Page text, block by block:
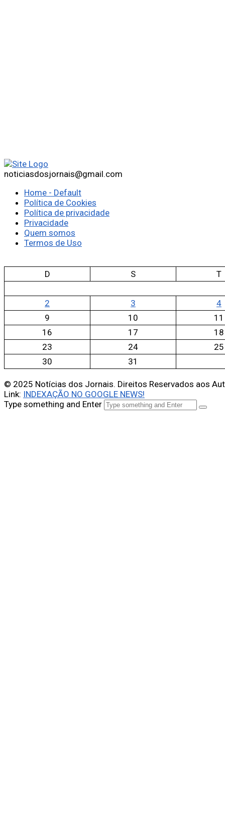
noticiasdosjornais@gmail.com
Home - Default
Política de Cookies
Política de privacidade
Privacidade
Quem somos
Termos de Uso
D S T
2 3
4
9
10
11
16
17
18
23
24
25
30
31
© 2025 Notícias dos Jornais. Direitos Reservados aos
Link: INDEXAÇÃO NO GOOGLE NEWS!
Type something and Enter